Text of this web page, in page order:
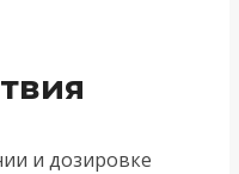
и дозировке